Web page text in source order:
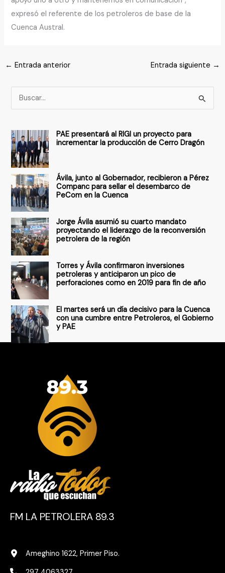
expresó el referente de los petroleros de base de la
Cuenca Austral.
← Entrada anterior Entrada siguiente →
u
c
a
r
o
r
:
PAE presentará al RIGI un proyecto para
incrementar la producción de Cerro Dragón
Ávila, junto al Gobernador, recibieron a Pérez
Companc para sellar el desembarco de
PeCom en la Cuenca
Jorge Ávila asumió su cuarto mandato
proyectando el liderazgo de la reconversión
petrolera de la región
Torres y Ávila confirmaron inversiones
petroleras y anticiparon un pico de
perforaciones como en 2019 para fin de año
El martes será un día decisivo para la Cuenca
con una cumbre entre Petroleros, el Gobierno
y PAE
FM LA PETROLERA 89.3
Ameghino 1622, Primer Piso.